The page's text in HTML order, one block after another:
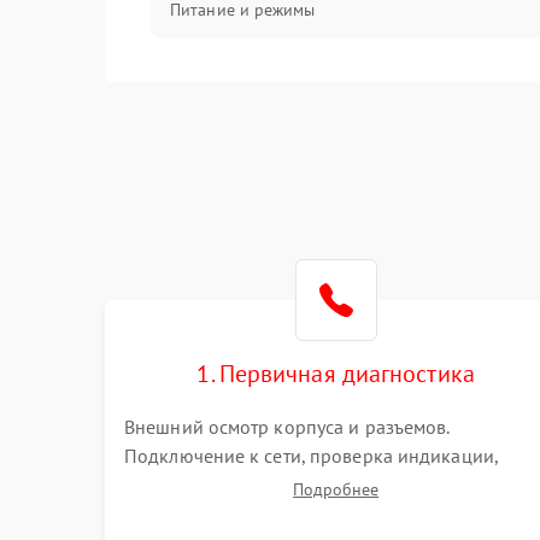
Питание и режимы
1. Первичная диагностика
Внешний осмотр корпуса и разъемов.
Подключение к сети, проверка индикации,
звуковых сигналов и кодов ошибок. Измерение
Подробнее